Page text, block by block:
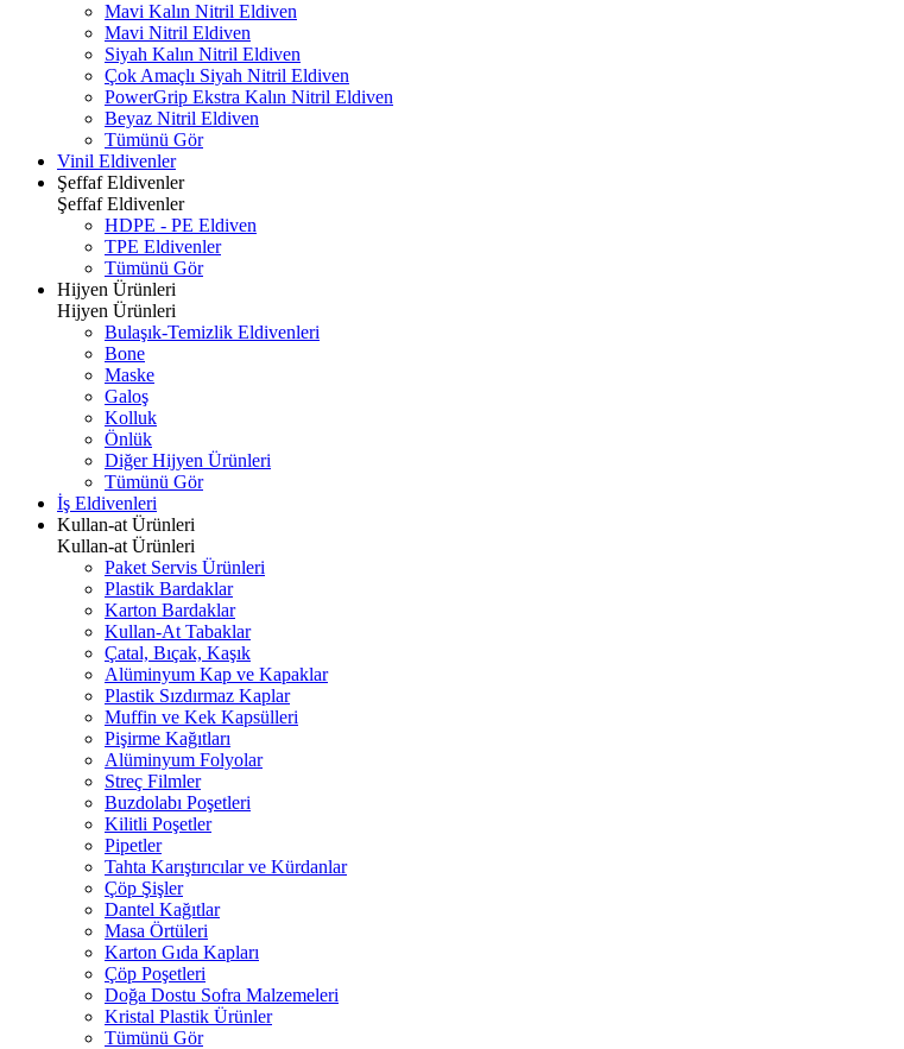
Mavi Kalın Nitril Eldiven
Mavi Nitril Eldiven
Siyah Kalın Nitril Eldiven
Çok Amaçlı Siyah Nitril Eldiven
PowerGrip Ekstra Kalın Nitril Eldiven
Beyaz Nitril Eldiven
Tümünü Gör
Vinil Eldivenler
Şeffaf Eldivenler
Şeffaf Eldivenler
HDPE - PE Eldiven
TPE Eldivenler
Tümünü Gör
Hijyen Ürünleri
Hijyen Ürünleri
Bulaşık-Temizlik Eldivenleri
Bone
Maske
Galoş
Kolluk
Önlük
Diğer Hijyen Ürünleri
Tümünü Gör
İş Eldivenleri
Kullan-at Ürünleri
Kullan-at Ürünleri
Paket Servis Ürünleri
Plastik Bardaklar
Karton Bardaklar
Kullan-At Tabaklar
Çatal, Bıçak, Kaşık
Alüminyum Kap ve Kapaklar
Plastik Sızdırmaz Kaplar
Muffin ve Kek Kapsülleri
Pişirme Kağıtları
Alüminyum Folyolar
Streç Filmler
Buzdolabı Poşetleri
Kilitli Poşetler
Pipetler
Tahta Karıştırıcılar ve Kürdanlar
Çöp Şişler
Dantel Kağıtlar
Masa Örtüleri
Karton Gıda Kapları
Çöp Poşetleri
Doğa Dostu Sofra Malzemeleri
Kristal Plastik Ürünler
Tümünü Gör